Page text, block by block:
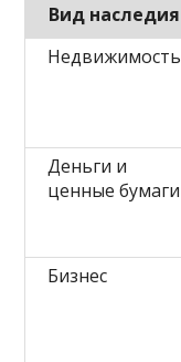
Вид наследия
Недвижимость
Деньги и
ценные бумаги
Бизнес